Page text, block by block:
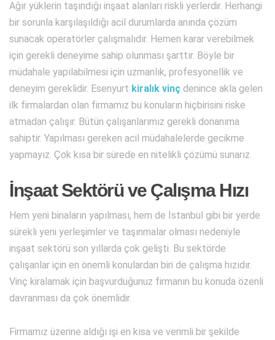
Ağır yüklerin taşındığı inşaat alanları riskli yerlerdir. Herhangi
bir sorunla karşılaşıldığı acil durumlarda anında çözüm
sunacak operatörler çalışmalıdır. Hemen karar verebilmek
için gerekli deneyime sahip olunması şarttır. Böyle bir
müdahale yapılabilmesi için uzmanlık, profesyonellik ve
deneyim gereklidir. Esenyurt kiralık vinç denince akla gelen
ilk firmalardan olan firmamız bu konuların hiçbirisini riske
atmadan çalışır. Bütün çalışanlarımız gerekli donanıma
sahiptir. Yapılması gereken acil müdahalelerde gecikme
yapmayız. Çok kısa bir sürede en nitelikli çözümü sunarız.
İnşaat Sektörü ve Çalışma Hızı
Hem yeni binaların yapılması, hem de İstanbul gibi bir yerde
sürekli yeni yerleşimler ve taşınmalar olması nedeniyle
inşaat sektörü son yıllarda çok gelişti. Bu sektörde
çalışanlar için en önemli konulardan biri de çalışma hızıdır.
Vinç kiralamak için başvurduğunuz firmanın bu konuda özenli
davranması da çok önemlidir.
Firmamız üzerine aldığı işi en kısa ve verimli bir şekilde